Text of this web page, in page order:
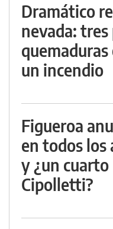
Dramático
nevada:
un incendio
Figueroa
en todos los
y ¿un
Cipolletti?